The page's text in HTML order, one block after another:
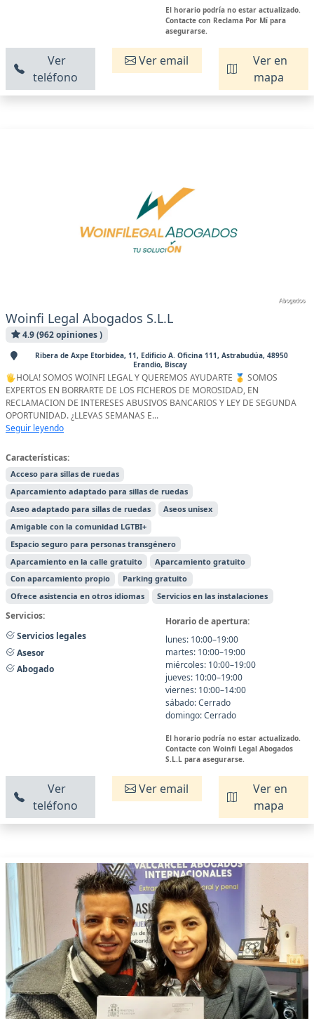
El horario podría no estar actualizado.
Contacte con Reclama Por Mí para
asegurarse.
Ver
teléfono
Ver email
Ver en
mapa
Woinfi Legal Abogados S.L.L
4.9 (962 opiniones )
Ribera de Axpe Etorbidea, 11, Edificio A. Oficina 111, Astrabudúa, 48950
Erandio, Biscay
🖐HOLA! SOMOS WOINFI LEGAL Y QUEREMOS AYUDARTE 🥇 SOMOS
EXPERTOS EN BORRARTE DE LOS FICHEROS DE MOROSIDAD, EN
RECLAMACION DE INTERESES ABUSIVOS BANCARIOS Y LEY DE SEGUNDA
OPORTUNIDAD. ¿LLEVAS SEMANAS E...
Seguir leyendo
Características:
Acceso para sillas de ruedas
Aparcamiento adaptado para sillas de ruedas
Aseo adaptado para sillas de ruedas
Aseos unisex
Amigable con la comunidad LGTBI+
Espacio seguro para personas transgénero
Aparcamiento en la calle gratuito
Aparcamiento gratuito
Con aparcamiento propio
Parking gratuito
Ofrece asistencia en otros idiomas
Servicios en las instalaciones
Servicios:
Servicios legales
Asesor
Abogado
Horario de apertura:
lunes: 10:00–19:00
martes: 10:00–19:00
miércoles: 10:00–19:00
jueves: 10:00–19:00
viernes: 10:00–14:00
sábado: Cerrado
domingo: Cerrado
El horario podría no estar actualizado.
Contacte con Woinfi Legal Abogados
S.L.L para asegurarse.
Ver
teléfono
Ver email
Ver en
mapa